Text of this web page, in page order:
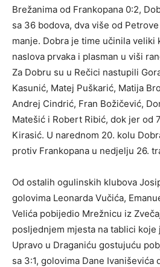
Brežanima od Frankopana 0:2,
sa 36 bodova, dva više od
manje. Dobra je time učinila veliki
naslova prvaka i plasman u viši
Za Dobru su u Rečici nastupili
Kasunić, Matej Puškarić, Matija
Andrej Cindrić, Fran Božičević,
Matešić i Robert Ribić, dok jer od
Kirasić. U narednom 20. kolu
protiv Frankopana u nedjelju 26.
Od ostalih ogulinskih klubova
golovima Leonarda Vučića,
Velića pobijedio Mrežnicu iz
posljednjem mjesta na tablici
Upravo u Draganiću gostujuću
sa 3:1, golovima Dane Ivaniševića